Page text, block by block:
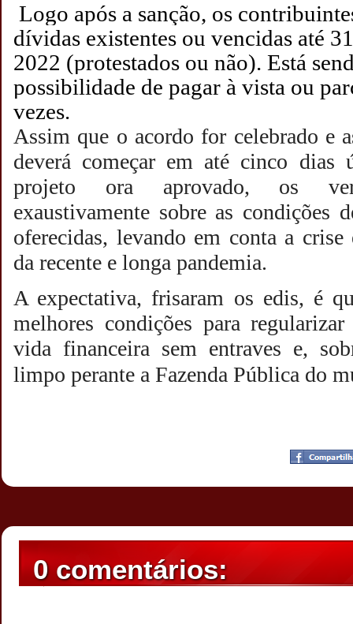
Logo após a sanção, os
dívidas existentes ou vencidas até
2022 (protestados ou não). Está
possibilidade de pagar à vista ou
vezes.
Assim que o acordo for celebrado e
deverá começar em até cinco
projeto ora aprovado, os
exaustivamente sobre as condições
oferecidas, levando em conta a crise
da recente e longa pandemia.
A expectativa, frisaram os edis, é
melhores condições para
vida financeira sem entraves e,
limpo perante a Fazenda Pública do
22:38
0 comentários: